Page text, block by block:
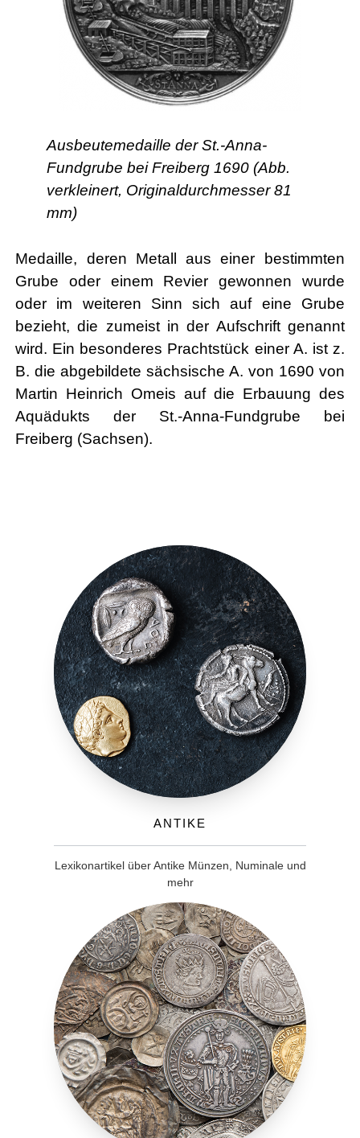
Ausbeutemedaille der St.-Anna-
Fundgrube bei Freiberg 1690 (Abb.
verkleinert, Originaldurchmesser 81
mm)
Medaille, deren Metall aus einer bestimmten
Grube oder einem Revier gewonnen wurde
oder im weiteren Sinn sich auf eine Grube
bezieht, die zumeist in der Aufschrift genannt
wird. Ein besonderes Prachtstück einer A. ist z.
B. die abgebildete sächsische A. von 1690 von
Martin Heinrich Omeis auf die Erbauung des
Aquädukts der St.-Anna-Fundgrube bei
Freiberg (Sachsen).
Antike
Lexikonartikel über Antike Münzen, Numinale und
mehr